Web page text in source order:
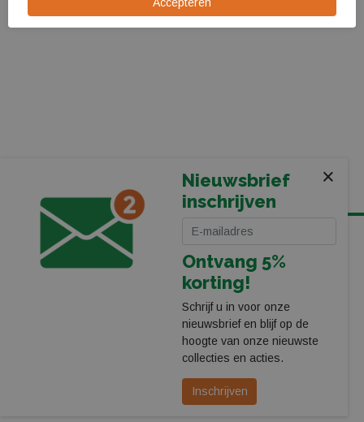
KOMT U LANGS IN ONZE WINKEL BIJ HET PEC ZWOLLE
STADION
×
Nieuwsbrief
inschrijven
Ontvang 5%
korting!
Schrijf u in voor onze
nieuwsbrief en blijf op de
hoogte van onze nieuwste
collecties en acties.
Inschrijven